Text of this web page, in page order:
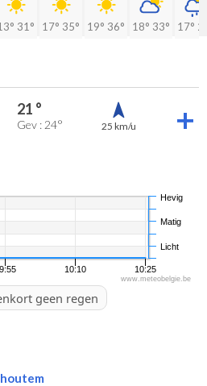
31° 17° 35° 19° 36° 18° 33° 17°
21 °
Gev : 24° 25 km/u
10:10 10:25
Licht
Matig
Hevig
www.meteobelgie.be
geen regen